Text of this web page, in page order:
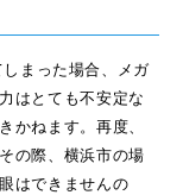
まった場合、メガ
はとても不安定な
かねます。再度、
の際、横浜市の場
はできませんの